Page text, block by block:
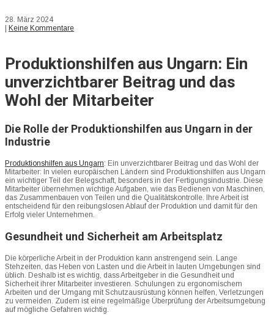
28. März 2024
Keine Kommentare
Produktionshilfen aus Ungarn: Ein
unverzichtbarer Beitrag und das
Wohl der Mitarbeiter
Die Rolle der Produktionshilfen aus Ungarn in der
Industrie
Produktionshilfen aus Ungarn: Ein unverzichtbarer Beitrag und das Wohl der
Mitarbeiter: In vielen europäischen Ländern sind Produktionshilfen aus Ungarn
ein wichtiger Teil der Belegschaft, besonders in der Fertigungsindustrie. Diese
Mitarbeiter übernehmen wichtige Aufgaben, wie das Bedienen von Maschinen,
das Zusammenbauen von Teilen und die Qualitätskontrolle. Ihre Arbeit ist
entscheidend für den reibungslosen Ablauf der Produktion und damit für den
Erfolg vieler Unternehmen.
Gesundheit und Sicherheit am Arbeitsplatz
Die körperliche Arbeit in der Produktion kann anstrengend sein. Lange
Stehzeiten, das Heben von Lasten und die Arbeit in lauten Umgebungen sind
üblich. Deshalb ist es wichtig, dass Arbeitgeber in die Gesundheit und
Sicherheit ihrer Mitarbeiter investieren. Schulungen zu ergonomischem
Arbeiten und der Umgang mit Schutzausrüstung können helfen, Verletzungen
zu vermeiden. Zudem ist eine regelmäßige Überprüfung der Arbeitsumgebung
auf mögliche Gefahren wichtig.